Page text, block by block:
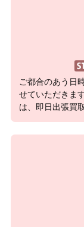
ご都合のあう日
せていただきま
は、即日出張買